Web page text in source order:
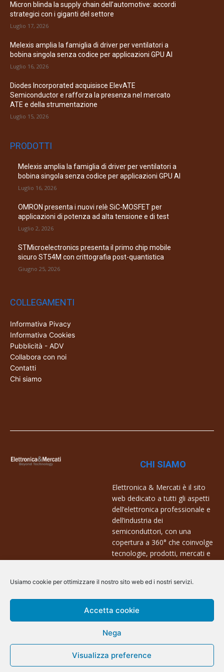
Usiamo cookie per ottimizzare il nostro sito web ed i nostri servizi.
Accetta cookie
Nega
Visualizza preference
Micron blinda la supply chain dell’automotive: accordi
strategici con i giganti del settore
Luglio 17, 2026
Melexis amplia la famiglia di driver per ventilatori a
bobina singola senza codice per applicazioni GPU AI
Luglio 16, 2026
Diodes Incorporated acquisisce ElevATE
Semiconductor e rafforza la presenza nel mercato
ATE e della strumentazione
Luglio 15, 2026
PRODOTTI
Melexis amplia la famiglia di driver per ventilatori a
bobina singola senza codice per applicazioni GPU AI
Luglio 16, 2026
OMRON presenta i nuovi relè SiC-MOSFET per
applicazioni di potenza ad alta tensione e di test
Luglio 2, 2026
STMicroelectronics presenta il primo chip mobile
sicuro ST54M con crittografia post-quantistica
Giugno 25, 2026
COLLEGAMENTI
Informativa Pivacy
Informativa Cookies
Pubblicità - ADV
Collabora con noi
Contatti
Chi siamo
CHI SIAMO
Elettronica & Mercati è il sito
web dedicato a tutti gli aspetti
dell’elettronica professionale e
dell’industria dei
semiconduttori, con una
copertura a 360° che coinvolge
tecnologie, prodotti, mercati e
Contatti:
info@arscommunication.it
@ArsCommunication 2023